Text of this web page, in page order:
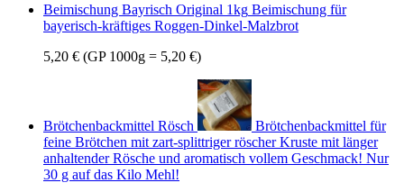
Beimischung Bayrisch Original 1kg Beimischung für
bayerisch-kräftiges Roggen-Dinkel-Malzbrot
5,20 € (GP 1000g = 5,20 €)
Brötchenbackmittel Rösch
Brötchenbackmittel für
feine Brötchen mit zart-splittriger röscher Kruste mit länger
anhaltender Rösche und aromatisch vollem Geschmack! Nur
30 g auf das Kilo Mehl!